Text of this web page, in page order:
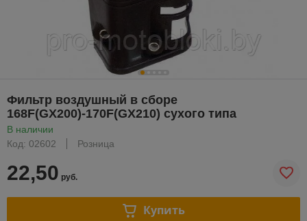
Фильтр воздушный в сборе
168F(GX200)-170F(GX210) сухого типа
В наличии
Код: 02602
Розница
22,50 руб.
Купить